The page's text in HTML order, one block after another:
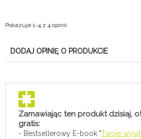
Pokazuje 1-4 z 4 opinii
DODAJ OPINIĘ O PRODUKCIE
Zamawiając ten produkt dzisiaj,
gratis:
- Bestsellerowy E-book "Twoje